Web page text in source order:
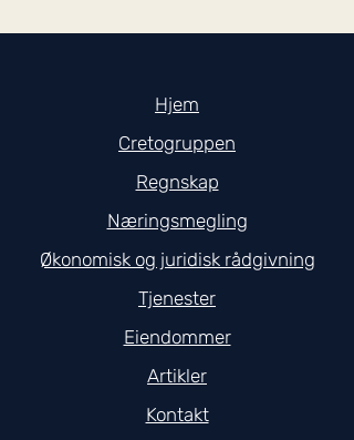
Hjem​
Cretogruppen
Regnskap
Næringsmegling
Økonomisk og juridisk rådgivning
Tjenester
Eiendommer
Artikler
Kontakt